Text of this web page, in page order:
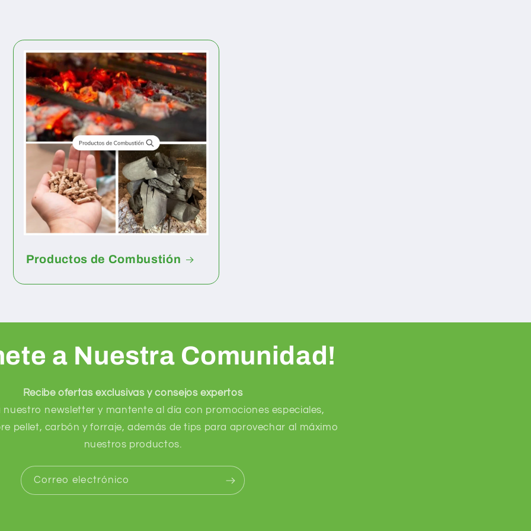
Productos de Combustión
a Nuestra Comunidad!
Recibe ofertas exclusivas y consejos expertos
nuestro newsletter y mantente al día con promociones especiales,
pellet, carbón y forraje, además de tips para aprovechar al máximo
nuestros productos.
Correo electrónico